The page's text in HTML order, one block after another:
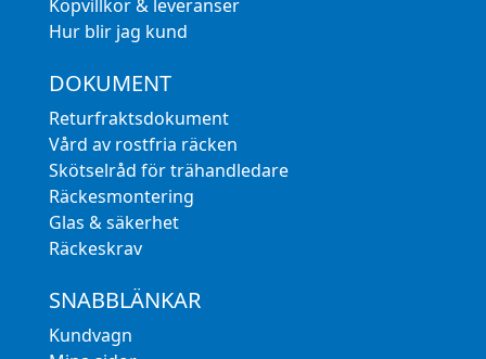
Köpvillkor & leveranser
Hur blir jag kund
DOKUMENT
Returfraktsdokument
Vård av rostfria räcken
Skötselråd för trähandledare
Räckesmontering
Glas & säkerhet
Räckeskrav
SNABBLÄNKAR
Kundvagn